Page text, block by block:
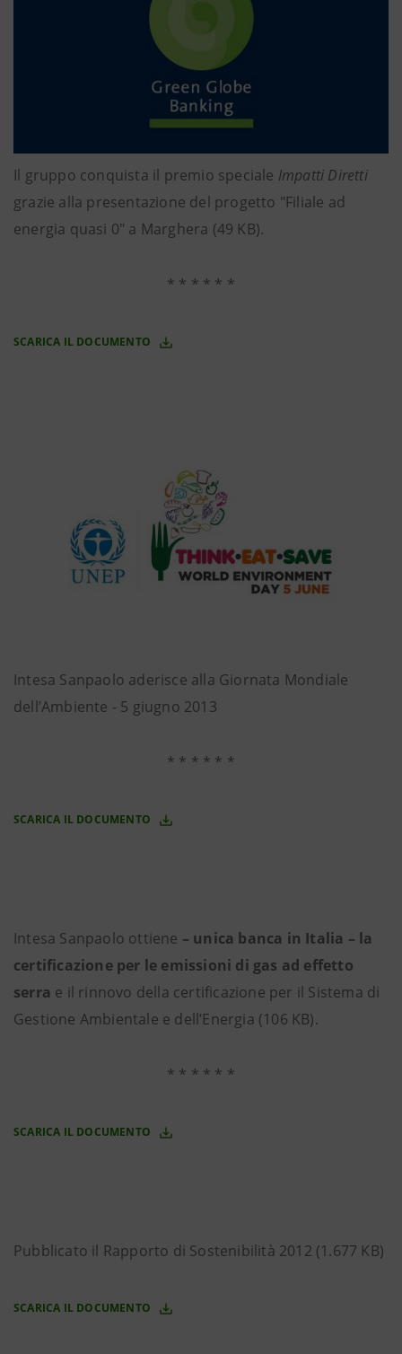
Il gruppo conquista il premio speciale Impatti Diretti
grazie alla presentazione del progetto "Filiale ad
energia quasi 0" a Marghera (49 KB).
* * * * * *
SCARICA IL DOCUMENTO
Intesa Sanpaolo aderisce alla Giornata Mondiale
dell’Ambiente - 5 giugno 2013
* * * * * *
SCARICA IL DOCUMENTO
Intesa Sanpaolo ottiene – unica banca in Italia – la
certificazione per le emissioni di gas ad effetto
serra e il rinnovo della certificazione per il Sistema di
Gestione Ambientale e dell’Energia (106 KB).
* * * * * *
SCARICA IL DOCUMENTO
Pubblicato il Rapporto di Sostenibilità 2012 (1.677 KB)
SCARICA IL DOCUMENTO